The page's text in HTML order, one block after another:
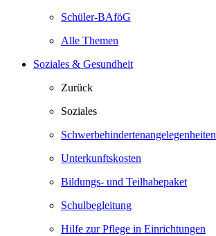
Schüler-BAföG
Alle Themen
Soziales & Gesundheit
Zurück
Soziales
Schwerbehindertenangelegenheiten
Unterkunftskosten
Bildungs- und Teilhabepaket
Schulbegleitung
Hilfe zur Pflege in Einrichtungen